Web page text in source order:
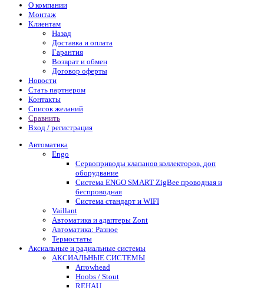
О компании
Монтаж
Клиентам
Назад
Доставка и оплата
Гарантия
Возврат и обмен
Договор оферты
Новости
Стать партнером
Контакты
Список желаний
Сравнить
Вход / регистрация
Автоматика
Engo
Сервоприводы клапанов коллекторов, доп
оборудвание
Система ENGO SMART ZigBee проводная и
беспроводная
Система стандарт и WIFI
Vaillant
Автоматика и адаптеры Zont
Автоматика: Разное
Термостаты
Аксиальные и радиальные системы
АКСИАЛЬНЫЕ СИСТЕМЫ
Arrowhead
Hoobs / Stout
REHAU